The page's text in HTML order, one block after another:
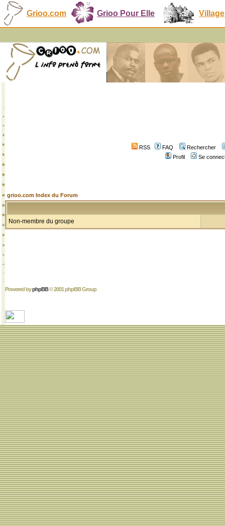
Grioo.com Grioo Pour Elle Village
RSS FAQ
Rechercher
Profil
Se
grioo.com Index du Forum
Non-membre du groupe
Powered byphpBB© 2001 phpBB Group